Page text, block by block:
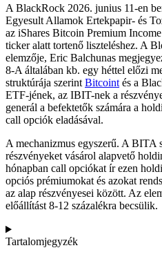
A BlackRock 2026. junius 11-en
Egyesult Allamok Ertekpapir- és
az iShares Bitcoin Premium
ticker alatt tortenő liszteléshez. A
elemzője, Eric Balchunas
8-A általában kb. egy héttel előzi
struktúrája szerint Bitcoint és a
ETF-jének, az IBIT-nek a
generál a befektetők számára a
call opciók eladásával.
A mechanizmus egyszerű. A
részvényeket vásárol alapvető
hónapban call opciókat ír ezen
opciós prémiumokat és azokat
az alap részvényesei között. Az
előállítást 8-12 százalékra becsülik.
Tartalomjegyzék